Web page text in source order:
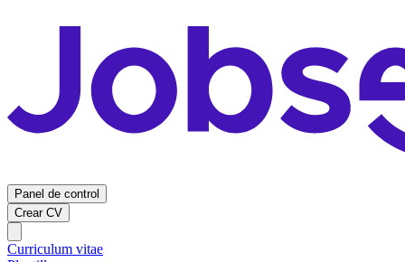
Panel de control
Crear CV
Curriculum vitae